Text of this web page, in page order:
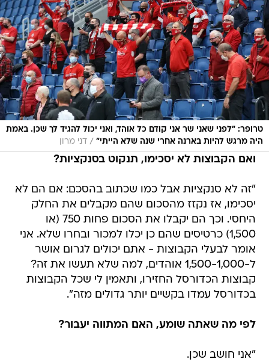
טרופר: "לפני שאני שר אני קודם כל אוהד, ואני יכול להגיד לך שכן. באמת
היה מרגש להיות בארנה אחרי שנה שלא הייתי" / דני מרון
ואם הקבוצות לא יסכימו, תנקוט בסנקציות?
"זה לא סנקציות אבל כמו שכתוב בהסכם: אם הם לא
יסכימו, אז נקזז מהסכום שהם מקבלים את החלק
היחסי. וכך הם יקבלו את הסכום פחות 750 (או
1,500) כרטיסים שהם כן יכלו למכור ובחרו שלא. אני
אומר לבעלי הקבוצות - אתם יכולים לגרום אושר
ל-1,500-1,000 אוהדים, למה שלא תעשו את זה?
קבוצות הכדורסל החזירו, ותאמין לי שכל הקבוצות
בכדורסל עמדו בקשיים יותר גדולים מזה".
לפי מה שאתה שומע, האם המתווה יעבור?
"אני חושב שכן.